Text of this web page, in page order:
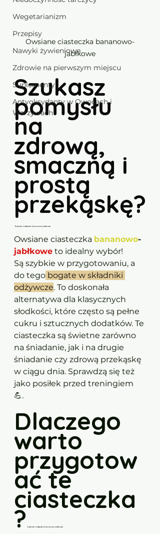
Wegetarianizm
Przepisy
Nawyki żywieniowe
Zdrowie na pierwszym miejscu
Suplementy
Antyoksydanty w Owocach i
Warzywach
Owsiane ciasteczka bananowo-
jabłkowe
Szukasz
pomysłu
na
zdrową,
smaczną i
prostą
przekąskę?
Owsiane ciasteczka bananowo-jabłkowe
Owsiane ciasteczka bananowo-
jabłkowe to idealny wybór!
Są szybkie w przygotowaniu, a
do tego bogate w składniki
odżywcze. To doskonała
alternatywa dla klasycznych
słodkości, które często są pełne
cukru i sztucznych dodatków. Te
ciasteczka są świetne zarówno
na śniadanie, jak i na drugie
śniadanie czy zdrową przekąskę
w ciągu dnia. Sprawdzą się też
jako posiłek przed treningiem
💪.
Dlaczego
warto
przygotow
ać te
ciasteczka
? Owsiane ciasteczka bananowo-jabłkowe